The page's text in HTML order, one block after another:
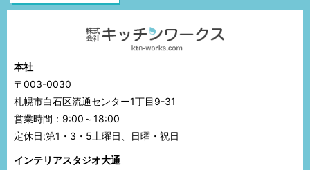
本社
〒003-0030
札幌市白石区流通センター1丁目9-31
営業時間：9:00～18:00
定休日:第1・3・5土曜日、日曜・祝日
インテリアスタジオ大通